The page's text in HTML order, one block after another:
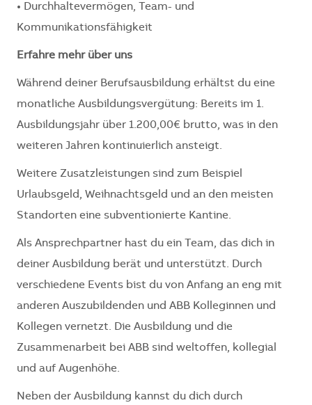
• Durchhaltevermögen, Team- und
Kommunikationsfähigkeit
Erfahre mehr über uns
Während deiner Berufsausbildung erhältst du eine
monatliche Ausbildungsvergütung: Bereits im 1.
Ausbildungsjahr über 1.200,00€ brutto, was in den
weiteren Jahren kontinuierlich ansteigt.
Weitere Zusatzleistungen sind zum Beispiel
Urlaubsgeld, Weihnachtsgeld und an den meisten
Standorten eine subventionierte Kantine.
Als Ansprechpartner hast du ein Team, das dich in
deiner Ausbildung berät und unterstützt. Durch
verschiedene Events bist du von Anfang an eng mit
anderen Auszubildenden und ABB Kolleginnen und
Kollegen vernetzt. Die Ausbildung und die
Zusammenarbeit bei ABB sind weltoffen, kollegial
und auf Augenhöhe.
Neben der Ausbildung kannst du dich durch